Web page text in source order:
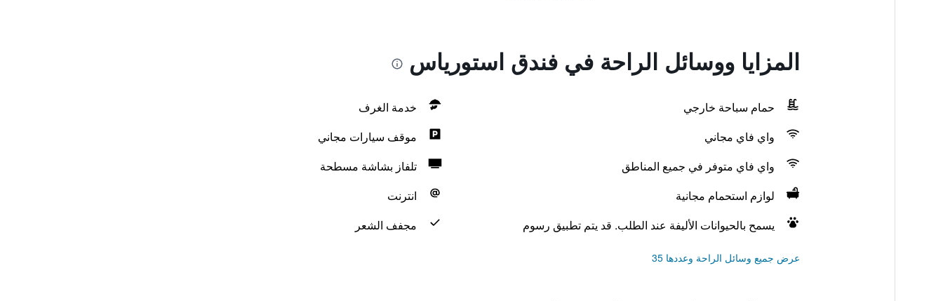
المزايا ووسائل الراحة في فندق استورياس
حمام سباحة خارجي
خدمة الغرف
واي فاي مجاني
موقف سيارات مجاني
واي فاي متوفر في جميع المناطق
تلفاز بشاشة مسطحة
لوازم استحمام مجانية
انترنت
يسمح بالحيوانات الأليفة عند الطلب. قد يتم تطبيق رسوم
مجفف الشعر
عرض جميع وسائل الراحة وعددها 35